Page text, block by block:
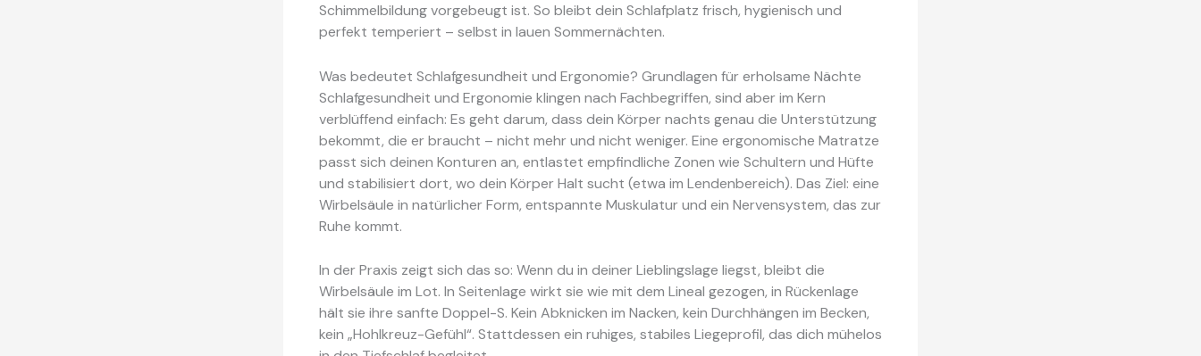
Schimmelbildung vorgebeugt ist. So bleibt dein Schlafplatz frisch, hygienisch und
perfekt temperiert – selbst in lauen Sommernächten.
Was bedeutet Schlafgesundheit und Ergonomie? Grundlagen für erholsame Nächte
Schlafgesundheit und Ergonomie klingen nach Fachbegriffen, sind aber im Kern
verblüffend einfach: Es geht darum, dass dein Körper nachts genau die Unterstützung
bekommt, die er braucht – nicht mehr und nicht weniger. Eine ergonomische Matratze
passt sich deinen Konturen an, entlastet empfindliche Zonen wie Schultern und Hüfte
und stabilisiert dort, wo dein Körper Halt sucht (etwa im Lendenbereich). Das Ziel: eine
Wirbelsäule in natürlicher Form, entspannte Muskulatur und ein Nervensystem, das zur
Ruhe kommt.
In der Praxis zeigt sich das so: Wenn du in deiner Lieblingslage liegst, bleibt die
Wirbelsäule im Lot. In Seitenlage wirkt sie wie mit dem Lineal gezogen, in Rückenlage
hält sie ihre sanfte Doppel-S. Kein Abknicken im Nacken, kein Durchhängen im Becken,
kein „Hohlkreuz-Gefühl“. Stattdessen ein ruhiges, stabiles Liegeprofil, das dich mühelos